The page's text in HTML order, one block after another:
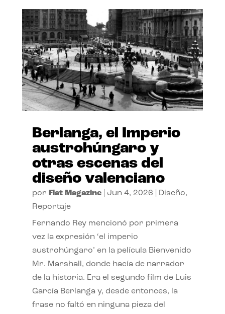
Berlanga, el Imperio
austrohúngaro y
otras escenas del
diseño valenciano
por Flat Magazine| Jun 4, 2026 Diseño,
Reportaje
Fernando Rey mencionó por primera
vez la expresión ‘el imperio
austrohúngaro’ en la película Bienvenido
Mr. Marshall, donde hacía de narrador
de la historia. Era el segundo film de Luis
García Berlanga y, desde entonces, la
frase no faltó en ninguna pieza del